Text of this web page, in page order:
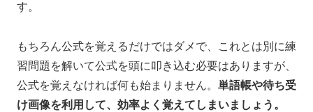
す。
もちろん公式を覚えるだけではダメで、これとは別に練
習問題を解いて公式を頭に叩き込む必要はありますが、
公式を覚えなければ何も始まりません。 単語帳や待ち受
け画像を利用して、効率よく覚えてしまいましょう。